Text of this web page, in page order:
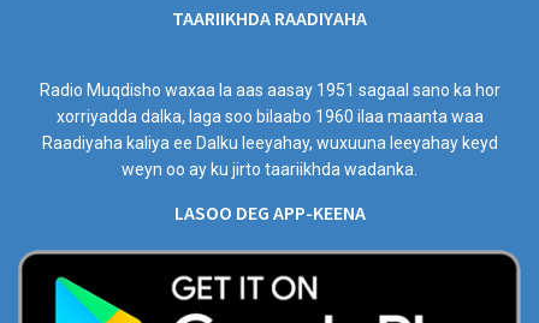
TAARIIKHDA RAADIYAHA
Radio Muqdisho waxaa la aas aasay 1951 sagaal sano ka hor
xorriyadda dalka, laga soo bilaabo 1960 ilaa maanta waa
Raadiyaha kaliya ee Dalku leeyahay, wuxuuna leeyahay keyd
weyn oo ay ku jirto taariikhda wadanka.
LASOO DEG APP-KEENA